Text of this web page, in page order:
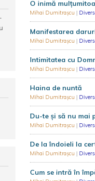
O inimă
Mihai Dumitrașcu |
Manifestarea
Mihai Dumitrașcu |
Intimitatea cu
Mihai Dumitrașcu |
Haina de nuntă
Mihai Dumitrașcu |
Du-te şi să nu mai
Mihai Dumitrașcu |
De la îndoieli la
Mihai Dumitrașcu |
Cum se intră în